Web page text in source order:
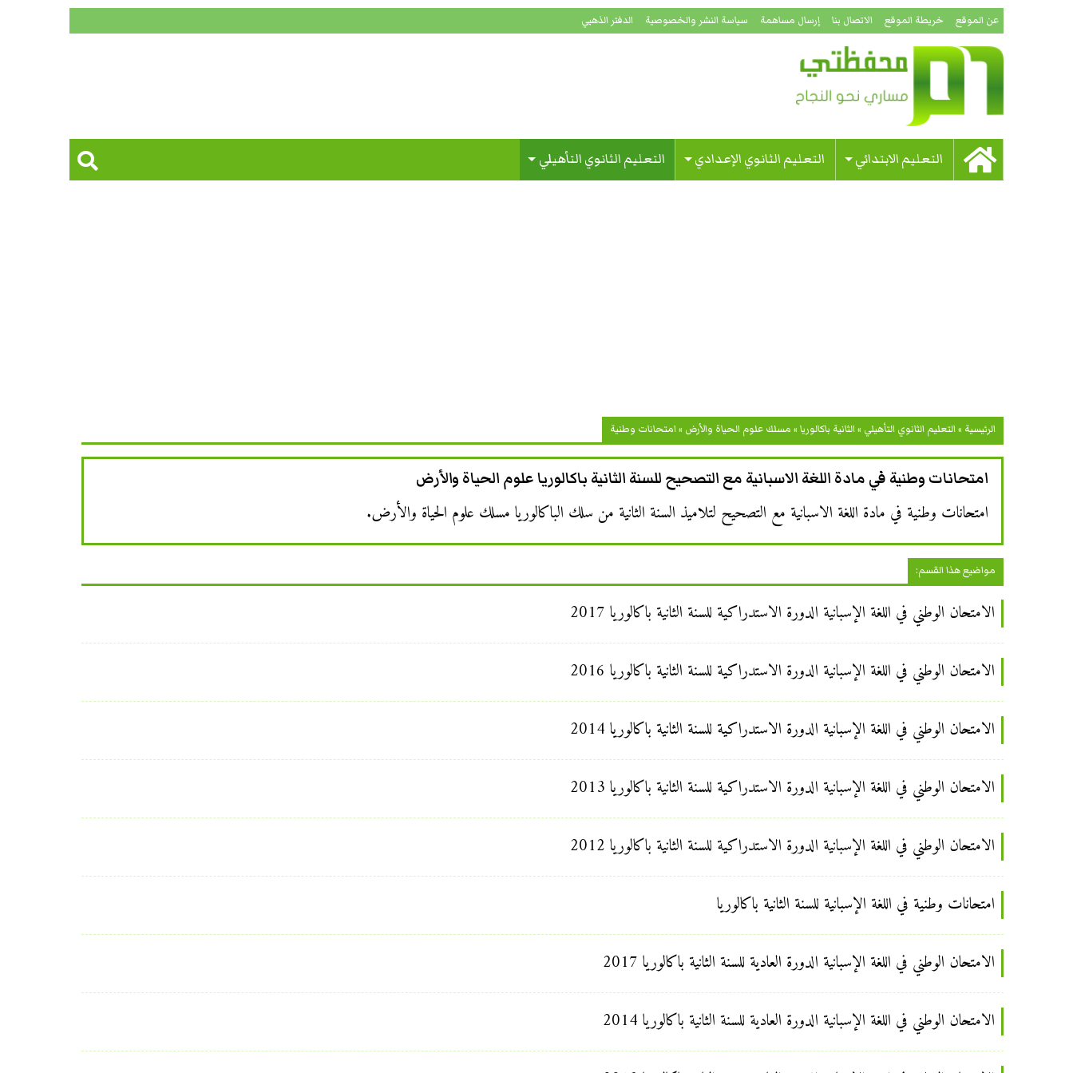
عن الموقع خريطة الموقع الاتصال بنا إرسال مساهمة سياسة النشر والخصوصية الدفتر الذهبي
التعليم الابتدائي التعليم الثانوي الإعدادي التعليم الثانوي التأهيلي
الرئيسية »التعليم الثانوي التأهيلي »الثانية باكالوريا» مسلك علوم الحياة والأرض »امتحانات وطنية
امتحانات وطنية في مادة اللغة الاسبانية مع التصحيح للسنة الثانية باكالوريا علوم الحياة والأرض
امتحانات وطنية في مادة اللغة الاسبانية مع التصحيح لتلاميذ السنة الثانية من سلك الباكالوريا مسلك علوم الحياة والأرض.
مواضيع هذا القسم:
الامتحان الوطني في اللغة الإسبانية الدورة الاستدراكية للسنة الثانية باكالوريا 2017
الامتحان الوطني في اللغة الإسبانية الدورة الاستدراكية للسنة الثانية باكالوريا 2016
الامتحان الوطني في اللغة الإسبانية الدورة الاستدراكية للسنة الثانية باكالوريا 2014
الامتحان الوطني في اللغة الإسبانية الدورة الاستدراكية للسنة الثانية باكالوريا 2013
الامتحان الوطني في اللغة الإسبانية الدورة الاستدراكية للسنة الثانية باكالوريا 2012
امتحانات وطنية في اللغة الإسبانية للسنة الثانية باكالوريا
الامتحان الوطني في اللغة الإسبانية الدورة العادية للسنة الثانية باكالوريا 2017
الامتحان الوطني في اللغة الإسبانية الدورة العادية للسنة الثانية باكالوريا 2014